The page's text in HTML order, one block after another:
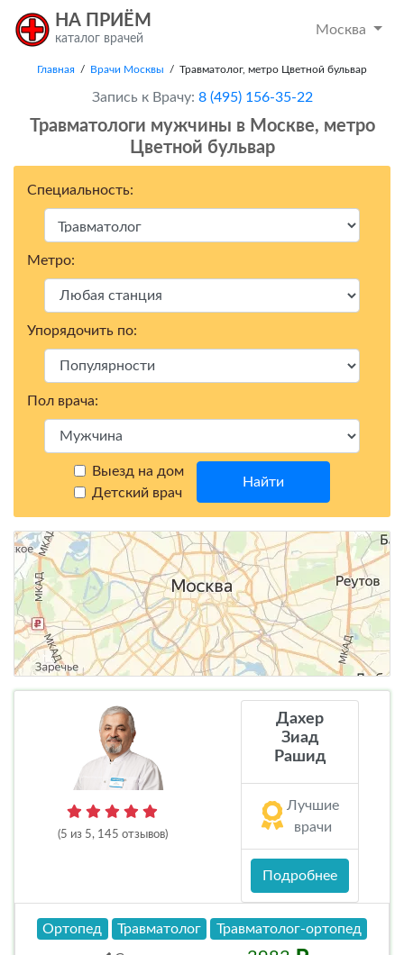
НА ПРИЁМ
каталог врачей
Москва
Главная / Врачи Москвы / Травматолог, метро Цветной бульвар
Запись к Врачу: 8 (495) 156-35-22
Травматологи мужчины в Москвe, метро
Цветной бульвар
Специальность:
Метро:
Упорядочить по:
Пол врача:
Выезд на дом
Детский врач
Найти
(5 из 5, 145 отзывов)
Дахер
Зиад
Рашид
Лучшие
врачи
Подробнее
Ортопед Травматолог Травматолог-ортопед